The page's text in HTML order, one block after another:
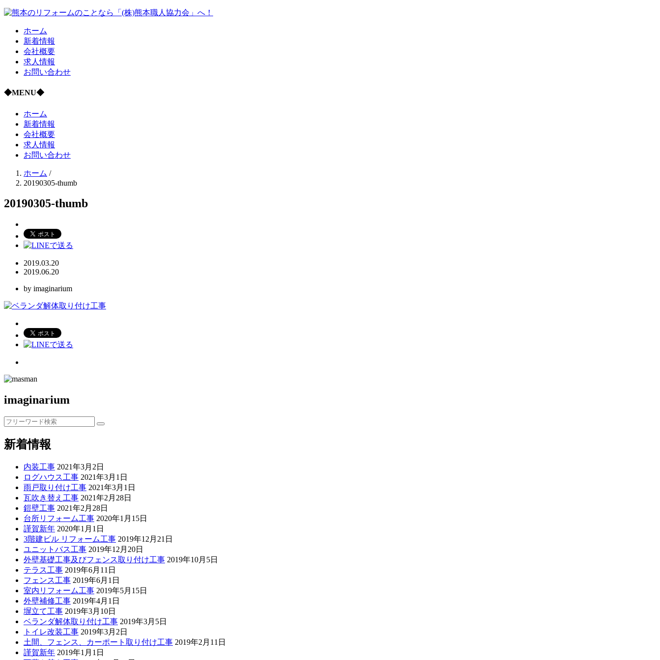
ホーム
新着情報
会社概要
求人情報
お問い合わせ
◆MENU◆
ホーム
新着情報
会社概要
求人情報
お問い合わせ
ホーム /
20190305-thumb
20190305-thumb
2019.03.20
2019.06.20
by imaginarium
imaginarium
検
新着情報
内装工事 2021年3月2日
ログハウス工事 2021年3月1日
雨戸取り付け工事 2021年3月1日
瓦吹き替え工事 2021年2月28日
鎧壁工事 2021年2月28日
台所リフォーム工事 2020年1月15日
謹賀新年 2020年1月1日
3階建ビル リフォーム工事 2019年12月21日
ユニットバス工事 2019年12月20日
外壁基礎工事及びフェンス取り付け工事 2019年10月5日
テラス工事 2019年6月11日
フェンス工事 2019年6月1日
室内リフォーム工事 2019年5月15日
外壁補修工事 2019年4月1日
塀立て工事 2019年3月10日
ベランダ解体取り付け工事 2019年3月5日
トイレ改装工事 2019年3月2日
土間、フェンス、カーポート取り付け工事 2019年2月11日
謹賀新年 2019年1月1日